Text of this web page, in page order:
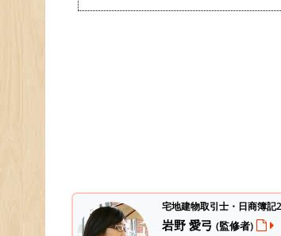
宅地建物取引士・日商簿記
岩野 愛弓 (監修者)